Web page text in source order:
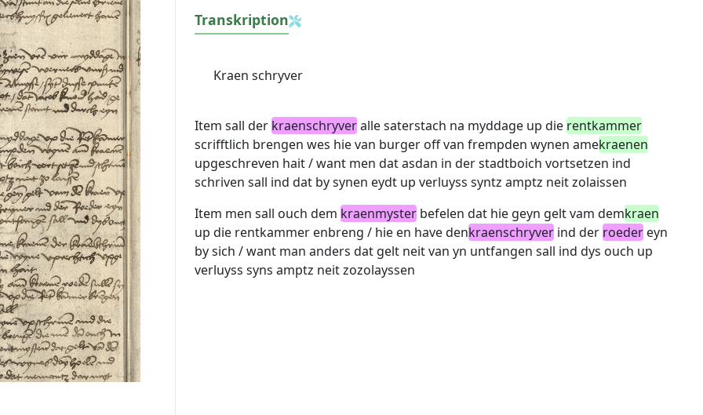
Transkription
Kraen schryver
Item sall der kraenschryveralle saterstach na myddage up die rentkammer
scrifftlich brengen wes hie van burger off van frempden wynen amekraenen
upgeschreven hait / want men dat asdan in der stadtboich vortsetzen ind
schriven sall ind dat by synen eydt up verluyss syntz amptz neit zolaissen
Item men sall ouch dem kraenmysterbefelen dat hie geyn gelt vam demkraen
up die rentkammer enbreng / hie en have denkraenschryverind der roedereyn
by sich / want man anders dat gelt neit van yn untfangen sall ind dys ouch up
verluyss syns amptz neit zozolayssen